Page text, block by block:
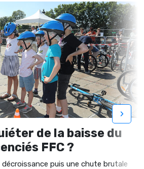
de la baisse du
FFC ?
décroissance puis une chute brutale
›